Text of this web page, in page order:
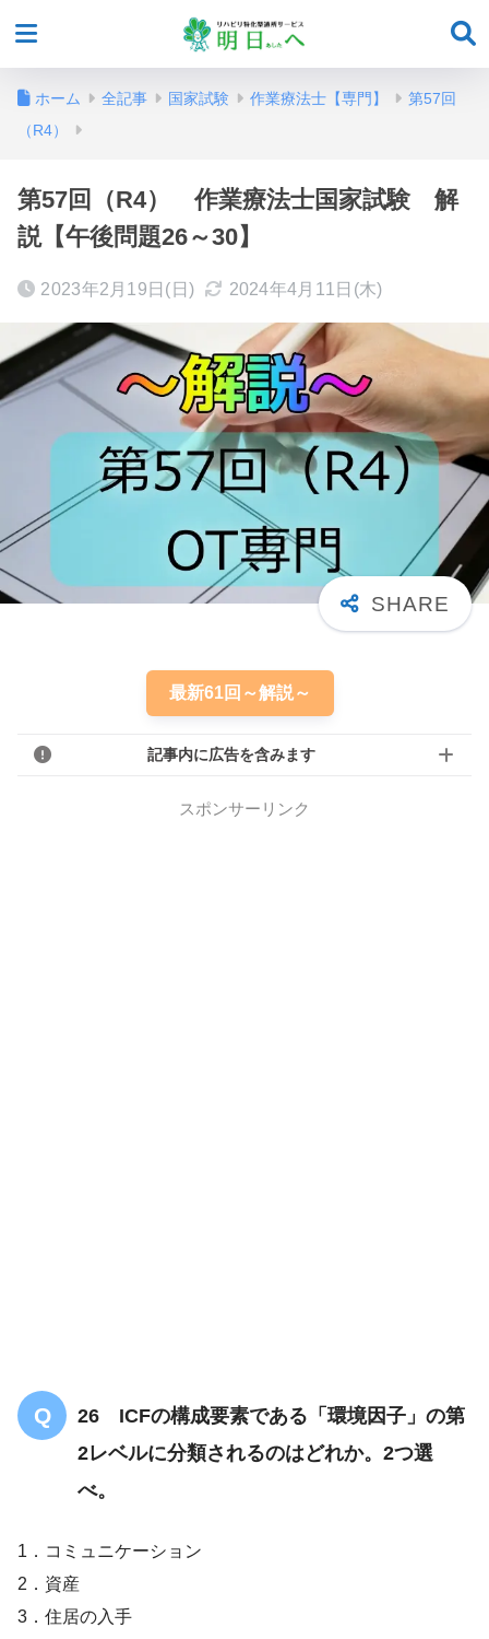
ホーム 全記事 国家試験 作業療法士【専門】
第57回
（R4）
第57回（R4） 作業療法士国家試験 解
説【午後問題26～30】
2023年2月19日(日) 2024年4月11日(木)
最新61回～解説～
記事内に広告を含みます
スポンサーリンク
26 ICFの構成要素である「環境因子」の第
2レベルに分類されるのはどれか。2つ選
べ。
1．コミュニケーション
2．資産
3．住居の入手